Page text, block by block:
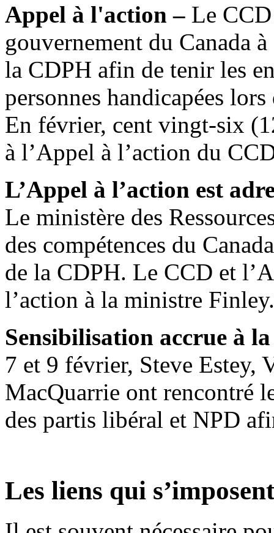
Appel à l'action – Le
gouvernement du Canada
la CDPH afin de tenir les
personnes handicapées
En février, cent vingt-six
à l’Appel à l’action du
L’Appel à l’action est
Le ministère des
des compétences du
de la CDPH. Le CCD et
l’action à la ministre Finley.
Sensibilisation accrue à
7 et 9 février, Steve Estey,
MacQuarrie ont rencontré
des partis libéral et NPD
Les liens qui s’imposent